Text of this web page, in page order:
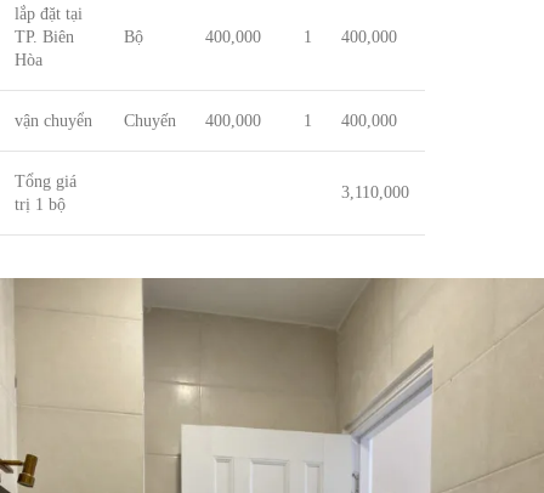
lắp đặt tại
TP. Biên
Hòa
Bộ 400,000 1 400,000
vận chuyển Chuyến 400,000 1 400,000
Tổng giá
trị 1 bộ
3,110,000